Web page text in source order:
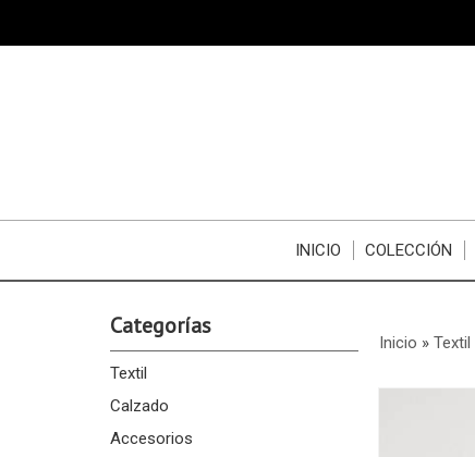
INICIO COLECCIÓN
Categorías
Textil
Calzado
Accesorios
Inicio » Textil